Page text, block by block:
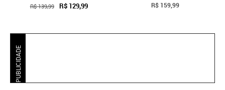
R$ 139,99 R$ 129,99 R$ 159,99
PUBLICIDADE